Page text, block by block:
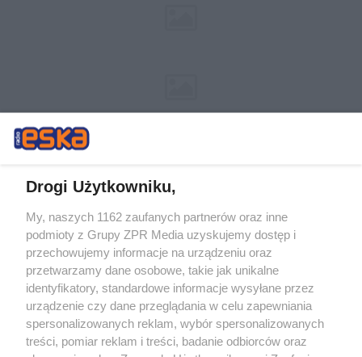
Żaden utwór zamieszczony w serwisie nie może być powielany i
rozpowszechniany lub dalej rozpowszechniany w jakikolwiek sposób (w
tym także elektroniczny lub mechaniczny) na jakimkolwiek polu
eksploatacji w jakiejkolwiek formie, włącznie z umieszczaniem w
Internecie bez pisemnej zgody właściciela praw. Jakiekolwiek użycie lub
wykorzystanie utworów w całości lub w części z naruszeniem prawa,
tzn. bez właściwej zgody, jest zabronione pod groźbą kary i może być
ścigane prawnie.
Drogi Użytkowniku,
My, naszych 1162 zaufanych partnerów oraz inne
podmioty z Grupy ZPR Media uzyskujemy dostęp i
przechowujemy informacje na urządzeniu oraz
przetwarzamy dane osobowe, takie jak unikalne
identyfikatory, standardowe informacje wysyłane przez
urządzenie czy dane przeglądania w celu zapewniania
spersonalizowanych reklam, wybór spersonalizowanych
treści, pomiar reklam i treści, badanie odbiorców oraz